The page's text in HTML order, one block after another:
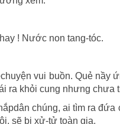
! Nước non tang-tóc.
vui buồn. Quẻ nầy
ra khỏi cung nhưng chưa
chúng, ai tìm ra đứa
sẽ bị xử-tử toàn gia.